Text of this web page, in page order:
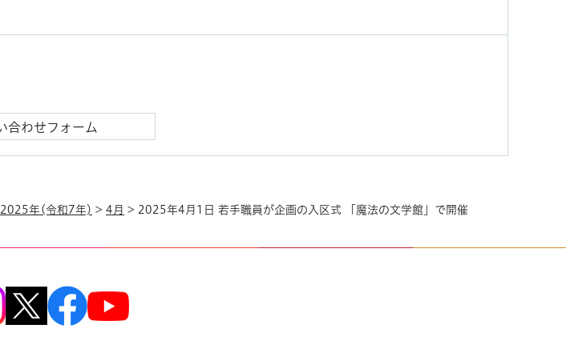
2025年(令和7年) > 4月 > 2025年4月1日 若手職員が企画の入区式 「魔法の文学館」で開催